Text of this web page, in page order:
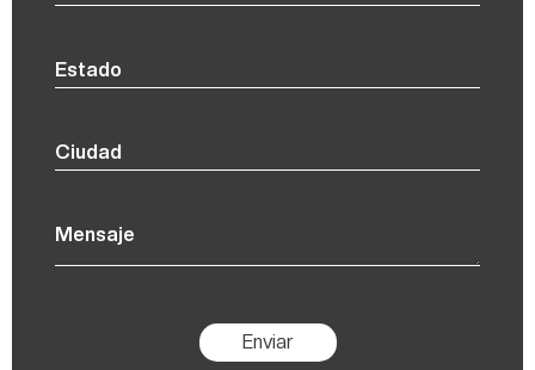
Estado
Ciudad
Mensaje
Enviar